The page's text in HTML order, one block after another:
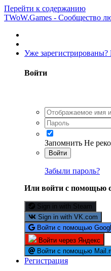
Перейти к содержанию
TWoW.Games - Сообщество
Уже
Войти
Запомнить Не
Войти
Забыли пароль?
Или войти с помощью
Sign in with Steam
Sign in with VK.com
Войти с помощью
Войти через Яндекс
Войти с помощью
Регистрация